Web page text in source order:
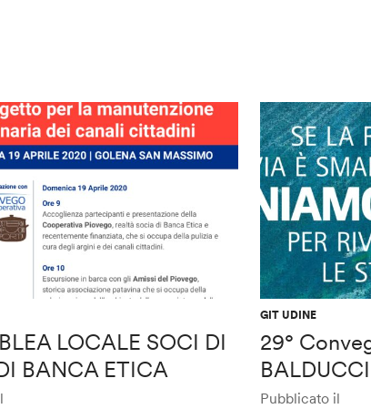
LOCALE SOCI DI
BANCA ETICA
GIT UDINE
29°
BALDUCCI
Pubblicato il